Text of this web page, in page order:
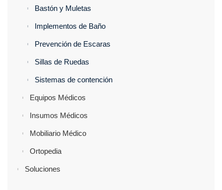
Bastón y Muletas
Implementos de Baño
Prevención de Escaras
Sillas de Ruedas
Sistemas de contención
Equipos Médicos
Insumos Médicos
Mobiliario Médico
Ortopedia
Soluciones